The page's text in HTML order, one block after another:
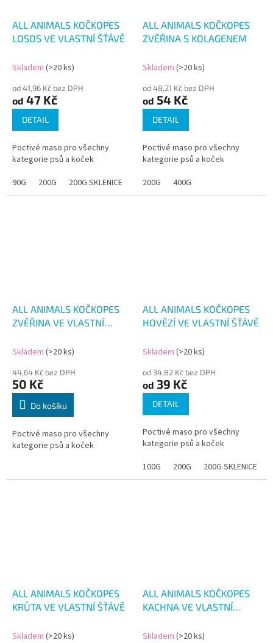
ALL ANIMALS KOČKOPES
LOSOS VE VLASTNÍ ŠŤÁVĚ
Skladem (>20 ks)
od 41,96 Kč bez DPH
od 47 Kč
DETAIL
Poctivé maso pro všechny
kategorie psů a koček
90G
200G 200G SKLENICE 400G
ALL ANIMALS KOČKOPES
ZVĚŘINA S KOLAGENEM
Skladem (>20 ks)
od 48,21 Kč bez DPH
od 54 Kč
DETAIL
Poctivé maso pro všechny
kategorie psů a koček
200G
400G
ALL ANIMALS KOČKOPES
ZVĚŘINA VE VLASTNÍ
Skladem (>20 ks)
44,64 Kč bez DPH
50 Kč
Do košíku
Poctivé maso pro všechny
kategorie psů a koček
ALL ANIMALS KOČKOPES
HOVĚZÍ VE VLASTNÍ ŠŤÁVĚ
Skladem (>20 ks)
od 34,82 Kč bez DPH
od 39 Kč
DETAIL
Poctivé maso pro všechny
kategorie psů a koček
100G
200G 200G SKLENICE
ALL ANIMALS KOČKOPES
KRŮTA VE VLASTNÍ ŠŤÁVĚ
Skladem (>20 ks)
ALL ANIMALS KOČKOPES
KACHNA VE VLASTNÍ
Skladem (>20 ks)